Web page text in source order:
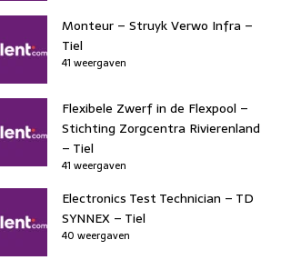
Monteur – Struyk Verwo Infra –
Tiel
41 weergaven
Flexibele Zwerf in de Flexpool –
Stichting Zorgcentra Rivierenland
– Tiel
41 weergaven
Electronics Test Technician – TD
SYNNEX – Tiel
40 weergaven